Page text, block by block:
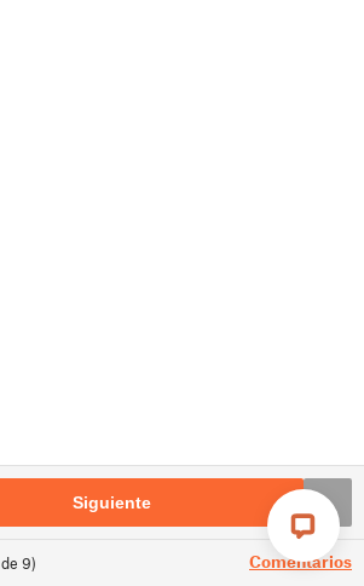
de 9) Comentarios
Siguiente